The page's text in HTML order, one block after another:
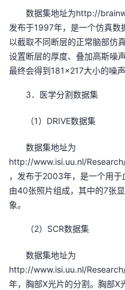
数据集地址为http://
发布于1997年，是一个仿真数
以截取不同断层的正常脑部仿
设置断层的厚度、叠加高斯噪
最终会得到181×217大小的噪声
3．医学分割数据集
（1）DRIVE数据集
数据集地址为
http://www.isi.uu.nl/
，发布于2003年，是一个用于
由40张照片组成，其中的7张
象。
（2）SCR数据集
数据集地址为
http://www.isi.uu.nl/
年，胸部X光片的分割。胸部X